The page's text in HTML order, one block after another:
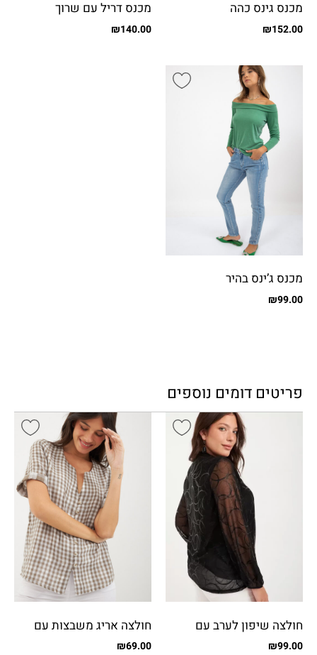
מכנס גינס כהה
₪152.00
מכנס דריל עם שרוך
₪140.00
מכנס ג’ינס בהיר
₪99.00
פריטים דומים נוספים
חולצה שיפון לערב עם
כפתורים קטנים
₪99.00
חולצה אריג משבצות עם
כפתורים
₪69.00